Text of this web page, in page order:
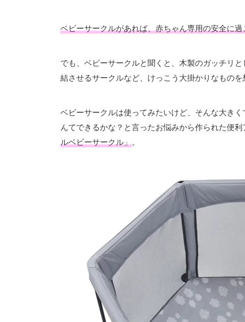
ベビーサークルがあれば、赤ちゃん専用の安全に
でも、ベビーサークルと聞くと、木製のガッチリ
結させるサークルなど、けっこう大掛かりなものを
ベビーサークルは使ってみたいけど、そんな大き
んてできるかな？と言ったお悩みから作られた便
ルベビーサークル」。